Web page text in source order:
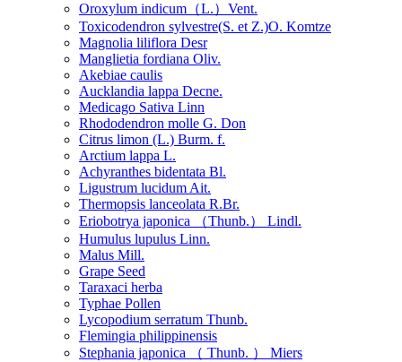
Oroxylum indicum（L.）Vent.
Toxicodendron sylvestre(S. et Z.)O. Komtze
Magnolia liliflora Desr
Manglietia fordiana Oliv.
Akebiae caulis
Aucklandia lappa Decne.
Medicago Sativa Linn
Rhododendron molle G. Don
Citrus limon (L.) Burm. f.
Arctium lappa L.
Achyranthes bidentata Bl.
Ligustrum lucidum Ait.
Thermopsis lanceolata R.Br.
Eriobotrya japonica （Thunb.） Lindl.
Humulus lupulus Linn.
Malus Mill.
Grape Seed
Taraxaci herba
Typhae Pollen
Lycopodium serratum Thunb.
Flemingia philippinensis
Stephania japonica （ Thunb. ） Miers